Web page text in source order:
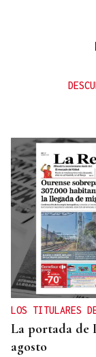
Rusia cifra en
LOS TITULARES
La portada de
agosto